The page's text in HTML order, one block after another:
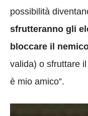
possibilità
sfrutteranno gli
bloccare il
valida) o sfruttare
è mio amico”.